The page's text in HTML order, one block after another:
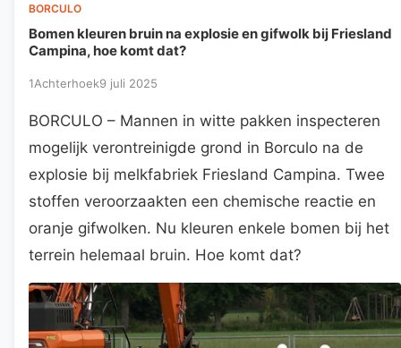
BORCULO
Bomen kleuren bruin na explosie en gifwolk bij Friesland
Campina, hoe komt dat?
1Achterhoek9 juli 2025
BORCULO – Mannen in witte pakken inspecteren
mogelijk verontreinigde grond in Borculo na de
explosie bij melkfabriek Friesland Campina. Twee
stoffen veroorzaakten een chemische reactie en
oranje gifwolken. Nu kleuren enkele bomen bij het
terrein helemaal bruin. Hoe komt dat?